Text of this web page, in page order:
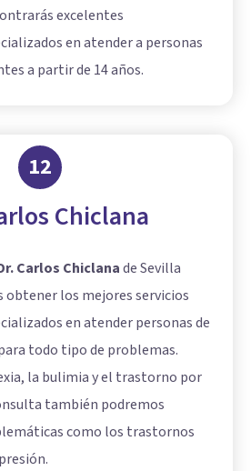
excelentes
en atender a personas
a partir de 14 años.
12
Chiclana
Carlos Chiclanade Sevilla
los mejores servicios
en atender personas de
todo tipo de problemas.
la bulimia y el trastorno por
también podremos
como los trastornos